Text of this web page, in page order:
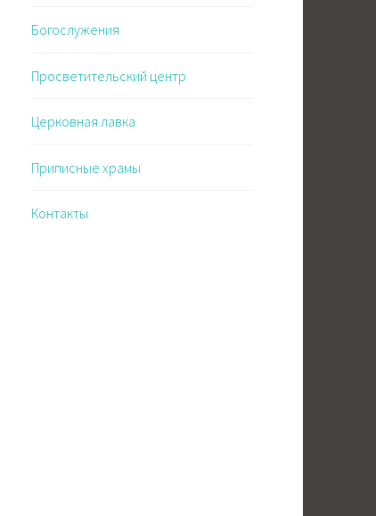
Богослужения
Просветительский центр
Церковная лавка
Приписные храмы
Контакты